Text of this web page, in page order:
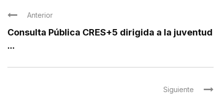
Anterior
Consulta Pública CRES+5 dirigida a la juventud
...
Siguiente